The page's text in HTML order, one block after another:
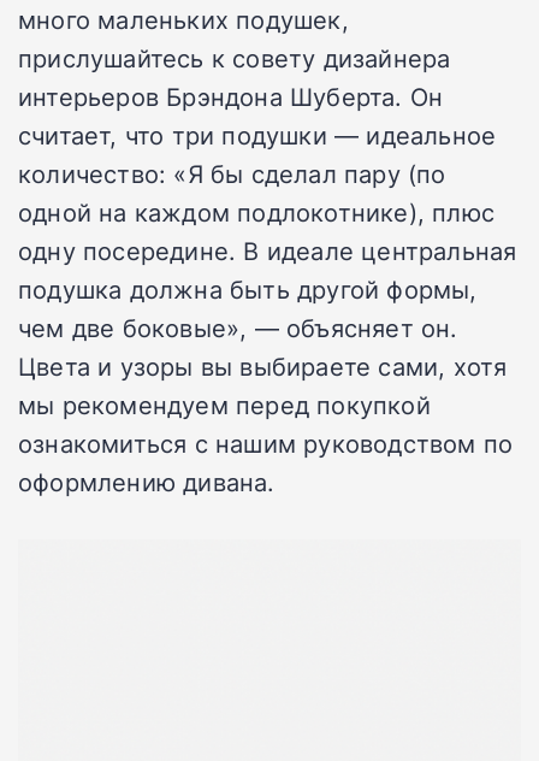
много маленьких подушек,
прислушайтесь к совету дизайнера
интерьеров Брэндона Шуберта. Он
считает, что три подушки — идеальное
количество: «Я бы сделал пару (по
одной на каждом подлокотнике), плюс
одну посередине. В идеале центральная
подушка должна быть другой формы,
чем две боковые», — объясняет он.
Цвета и узоры вы выбираете сами, хотя
мы рекомендуем перед покупкой
ознакомиться с нашим руководством по
оформлению дивана.